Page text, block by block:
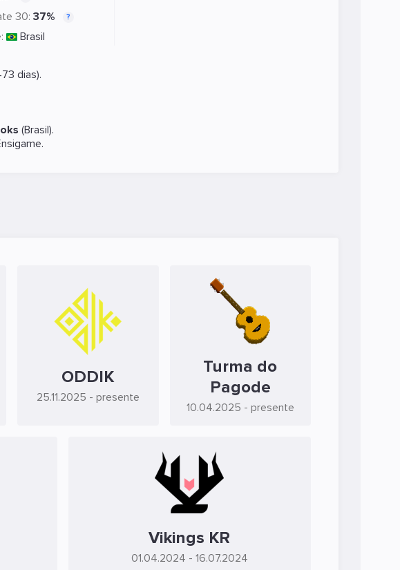
30: 37% ?
Brasil
dias).
(Brasil).
ODDIK
25.11.2025 - presente
Turma do
Pagode
10.04.2025 - presente
Vikings KR
01.04.2024 - 16.07.2024